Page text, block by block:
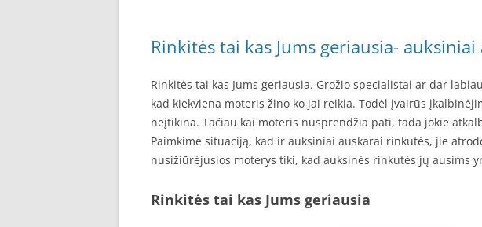
Rinkitės tai kas Jums geriausia-
Rinkitės tai kas Jums geriausia. Grožio specialistai ar dar
kad kiekviena moteris žino ko jai reikia. Todėl įvairūs
neįtikina. Tačiau kai moteris nusprendžia pati, tada jokie
Paimkime situaciją, kad ir auksiniai auskarai rinkutės, jie
nusižiūrėjusios moterys tiki, kad auksinės rinkutės jų ausims
Rinkitės tai kas Jums geriausia